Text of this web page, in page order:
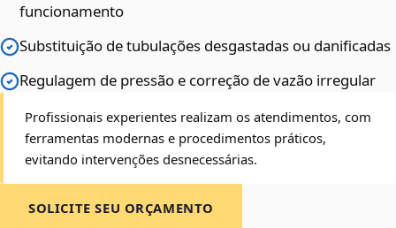
funcionamento
Substituição de tubulações desgastadas ou danificadas
Regulagem de pressão e correção de vazão irregular
Profissionais experientes realizam os atendimentos, com
ferramentas modernas e procedimentos práticos,
evitando intervenções desnecessárias.
SOLICITE SEU ORÇAMENTO